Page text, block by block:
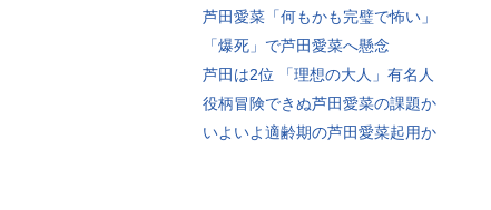
芦田愛菜「何もかも完璧で怖い」
「爆死」で芦田愛菜へ懸念
芦田は2位 「理想の大人」有名人
役柄冒険できぬ芦田愛菜の課題か
いよいよ適齢期の芦田愛菜起用か